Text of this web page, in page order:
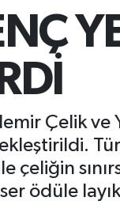
Çelik ve
çeliğin
ödüle